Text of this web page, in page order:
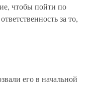
чтобы пойти по
за то,
его в начальной